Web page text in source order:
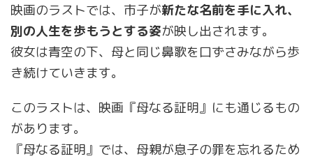
映画のラストでは、市子が新たな名前を手に入れ、
別の人生を歩もうとする姿が映し出されます。
彼女は青空の下、母と同じ鼻歌を口ずさみながら歩
き続けていきます。
このラストは、映画『母なる証明』にも通じるもの
があります。
『母なる証明』では、母親が息子の罪を忘れるため